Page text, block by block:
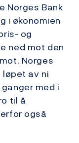
Norges Bank
i økonomien
og
ned mot den
Norges
løpet av ni
med i
til å
også